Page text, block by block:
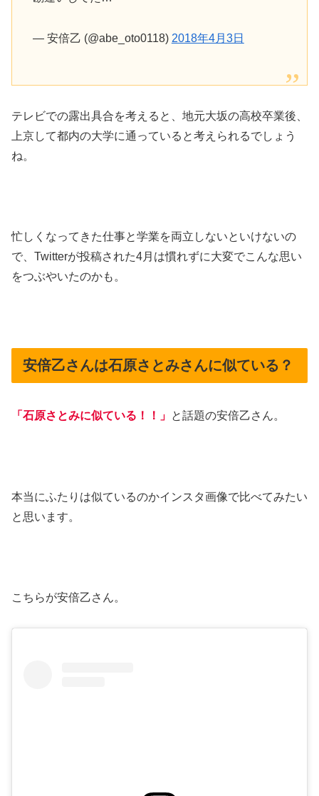
— 安倍乙 (@abe_oto0118) 2018年4月3日
テレビでの露出具合を考えると、地元大坂の高校卒業後、
上京して都内の大学に通っていると考えられるでしょう
ね。
忙しくなってきた仕事と学業を両立しないといけないの
で、Twitterが投稿された4月は慣れずに大変でこんな思い
をつぶやいたのかも。
安倍乙さんは石原さとみさんに似ている？
「石原さとみに似ている！！」 と話題の安倍乙さん。
本当にふたりは似ているのかインスタ画像で比べてみたい
と思います。
こちらが安倍乙さん。